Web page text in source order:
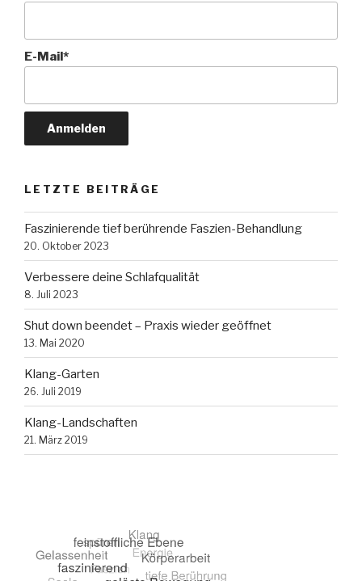
E-Mail*
LETZTE BEITRÄGE
Faszinierende tief berührende Faszien-Behandlung
20. Oktober 2023
Verbessere deine Schlafqualität
8. Juli 2023
Shut down beendet – Praxis wieder geöffnet
13. Mai 2020
Klang-Garten
26. Juli 2019
Klang-Landschaften
21. März 2019